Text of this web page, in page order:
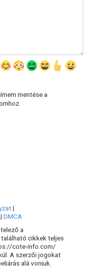
mentése a
|
| DMCA
a
cikkek teljes
cote-info.com/
A szerzői jogokat
alá vonjuk.